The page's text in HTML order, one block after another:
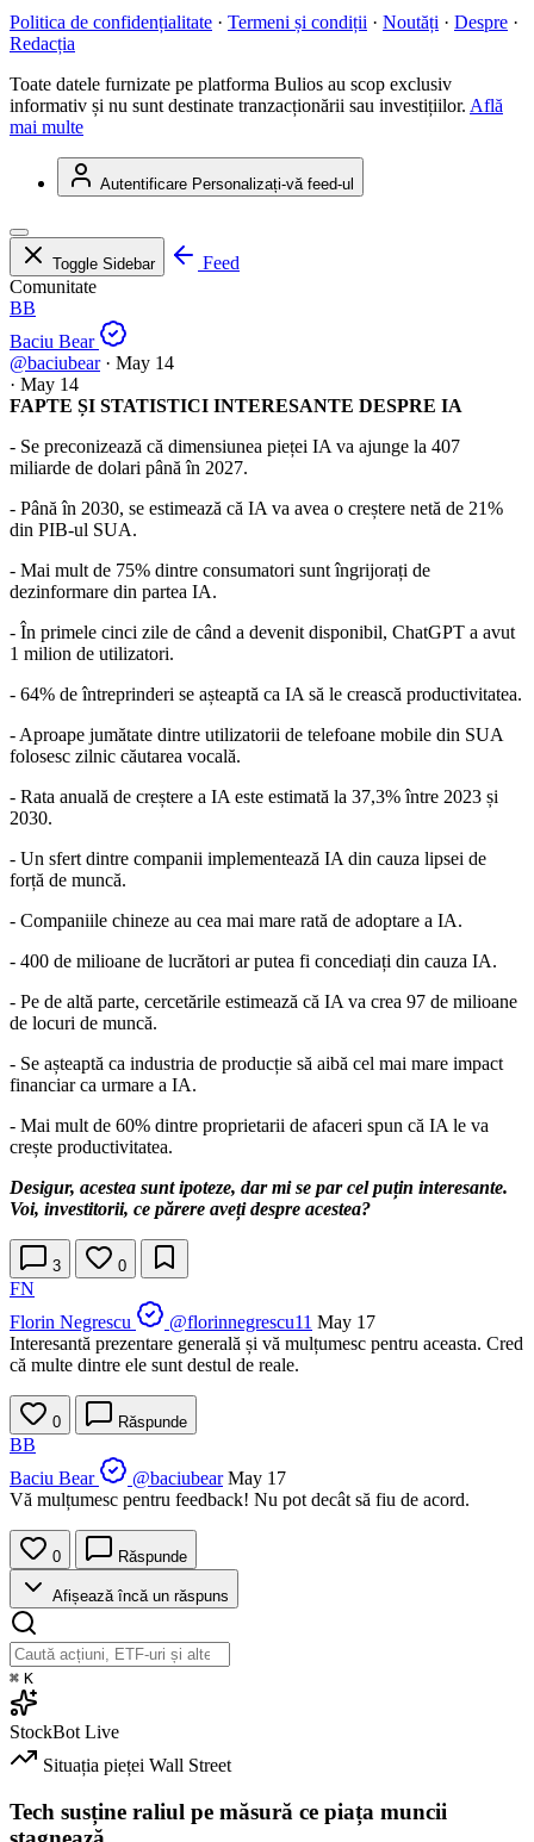
Politica de confidențialitate · Termeni și condiții · Noutăți · Despre ·
Redacția
Toate datele furnizate pe platforma Bulios au scop exclusiv
informativ și nu sunt destinate tranzacționării sau investițiilor. Află
mai multe
Autentificare Personalizați-vă feed-ul
Toggle Sidebar
Feed
Comunitate
BB
Baciu Bear
@baciubear · May 14
· May 14
FAPTE ȘI STATISTICI INTERESANTE DESPRE IA
- Se preconizează că dimensiunea pieței IA va ajunge la 407
miliarde de dolari până în 2027.
- Până în 2030, se estimează că IA va avea o creștere netă de 21%
din PIB-ul SUA.
- Mai mult de 75% dintre consumatori sunt îngrijorați de
dezinformare din partea IA.
- În primele cinci zile de când a devenit disponibil, ChatGPT a avut
1 milion de utilizatori.
- 64% de întreprinderi se așteaptă ca IA să le crească productivitatea.
- Aproape jumătate dintre utilizatorii de telefoane mobile din SUA
folosesc zilnic căutarea vocală.
- Rata anuală de creștere a IA este estimată la 37,3% între 2023 și
2030.
- Un sfert dintre companii implementează IA din cauza lipsei de
forță de muncă.
- Companiile chineze au cea mai mare rată de adoptare a IA.
- 400 de milioane de lucrători ar putea fi concediați din cauza IA.
- Pe de altă parte, cercetările estimează că IA va crea 97 de milioane
de locuri de muncă.
- Se așteaptă ca industria de producție să aibă cel mai mare impact
financiar ca urmare a IA.
- Mai mult de 60% dintre proprietarii de afaceri spun că IA le va
crește productivitatea.
Desigur, acestea sunt ipoteze, dar mi se par cel puțin interesante.
Voi, investitorii, ce părere aveți despre acestea?
3 0
FN
Florin Negrescu
@florinnegrescu11 May 17
Interesantă prezentare generală și vă mulțumesc pentru aceasta. Cred
că multe dintre ele sunt destul de reale.
0 Răspunde
BB
Baciu Bear
@baciubear May 17
Vă mulțumesc pentru feedback! Nu pot decât să fiu de acord.
0 Răspunde
Afișează încă un răspuns
⌘ K
StockBot Live
Situația pieței Wall Street
Tech susține raliul pe măsură ce piața muncii